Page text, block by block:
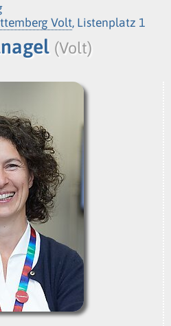
Volt, Listenplatz 1
(Volt)